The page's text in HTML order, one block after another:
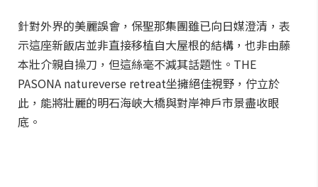
針對外界的美麗誤會，保聖那集團雖已向日媒澄清，表
示這座新飯店並非直接移植自大屋根的結構，也非由藤
本壯介親自操刀，但這絲毫不減其話題性。THE
PASONA natureverse retreat坐擁絕佳視野，佇立於
此，能將壯麗的明石海峽大橋與對岸神戶市景盡收眼
底。